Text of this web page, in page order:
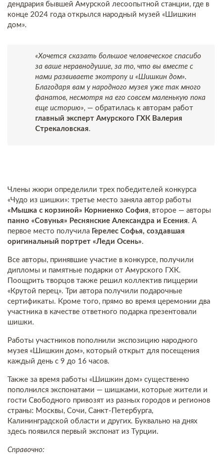
дендрария бывшей Амурской лесоопытной станции, где в
конце 2024 года открылся народный музей «Шишкин
дом».
«Хочется сказать большое человеческое спасибо
за ваше неравнодушие, за то, что вы вместе с
нами развиваете экотропу и «Шишкин дом».
Благодаря вам у народного музея уже так много
фанатов, несмотря на его совсем маленькую пока
еще историю», — обратилась к авторам работ
главный эксперт Амурского ГХК Валерия
Стрекаловская.
Члены жюри определили трех победителей конкурса
«Чудо из шишки»: третье место заняла автор работы
«Мышка с корзиной» Корниенко София, второе — авторы
панно «Совунья» Реснянские Александра и Есения. А
первое место получила Герелес Софья, создавшая
оригинальный портрет «Леди Осень».
Все авторы, принявшие участие в конкурсе, получили
дипломы и памятные подарки от Амурского ГХК.
Поощрить творцов также решил коллектив пиццерии
«Крутой перец». Три автора получили подарочные
сертификаты. Кроме того, прямо во время церемонии два
участника в качестве ответного подарка презентовали
шишки.
Работы участников пополнили экспозицию народного
музея «Шишкин дом», который открыт для посещения
каждый день с 9 до 16 часов.
Также за время работы «Шишкин дом» существенно
пополнился экспонатами — шишками, которые жители и
гости Свободного привозят из разных городов и регионов
страны: Москвы, Сочи, Санкт-Петербурга,
Калининградской области и других. Буквально на днях
здесь появился первый экспонат из Турции.
Справочно: